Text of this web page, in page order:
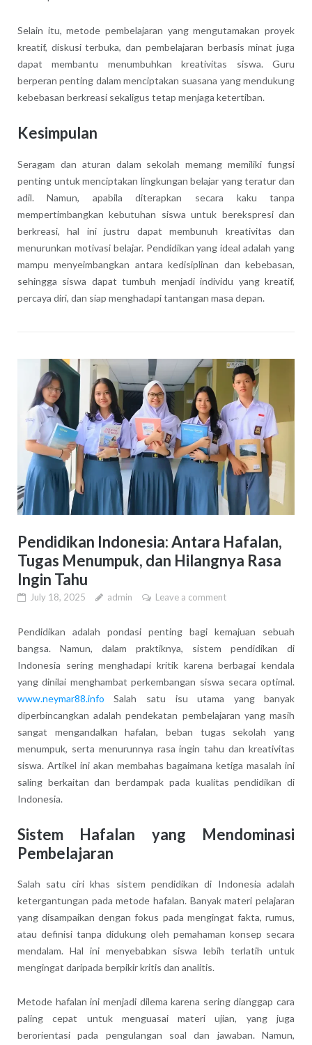
Selain itu, metode pembelajaran yang mengutamakan proyek
kreatif, diskusi terbuka, dan pembelajaran berbasis minat juga
dapat membantu menumbuhkan kreativitas siswa. Guru
berperan penting dalam menciptakan suasana yang mendukung
kebebasan berkreasi sekaligus tetap menjaga ketertiban.
Kesimpulan
Seragam dan aturan dalam sekolah memang memiliki fungsi
penting untuk menciptakan lingkungan belajar yang teratur dan
adil. Namun, apabila diterapkan secara kaku tanpa
mempertimbangkan kebutuhan siswa untuk berekspresi dan
berkreasi, hal ini justru dapat membunuh kreativitas dan
menurunkan motivasi belajar. Pendidikan yang ideal adalah yang
mampu menyeimbangkan antara kedisiplinan dan kebebasan,
sehingga siswa dapat tumbuh menjadi individu yang kreatif,
percaya diri, dan siap menghadapi tantangan masa depan.
Pendidikan Indonesia: Antara Hafalan,
Tugas Menumpuk, dan Hilangnya Rasa
Ingin Tahu
July 18, 2025 admin Leave a comment
Pendidikan adalah pondasi penting bagi kemajuan sebuah
bangsa. Namun, dalam praktiknya, sistem pendidikan di
Indonesia sering menghadapi kritik karena berbagai kendala
yang dinilai menghambat perkembangan siswa secara optimal.
www.neymar88.info Salah satu isu utama yang banyak
diperbincangkan adalah pendekatan pembelajaran yang masih
sangat mengandalkan hafalan, beban tugas sekolah yang
menumpuk, serta menurunnya rasa ingin tahu dan kreativitas
siswa. Artikel ini akan membahas bagaimana ketiga masalah ini
saling berkaitan dan berdampak pada kualitas pendidikan di
Indonesia.
Sistem Hafalan yang Mendominasi
Pembelajaran
Salah satu ciri khas sistem pendidikan di Indonesia adalah
ketergantungan pada metode hafalan. Banyak materi pelajaran
yang disampaikan dengan fokus pada mengingat fakta, rumus,
atau definisi tanpa didukung oleh pemahaman konsep secara
mendalam. Hal ini menyebabkan siswa lebih terlatih untuk
mengingat daripada berpikir kritis dan analitis.
Metode hafalan ini menjadi dilema karena sering dianggap cara
paling cepat untuk menguasai materi ujian, yang juga
berorientasi pada pengulangan soal dan jawaban. Namun,